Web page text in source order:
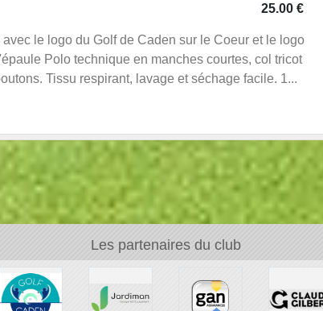
25.00 €
le logo du Golf de Caden sur le Coeur et le logo
Polo technique en manches courtes, col tricot
Tissu respirant, lavage et séchage facile. 1...
Les partenaires du club